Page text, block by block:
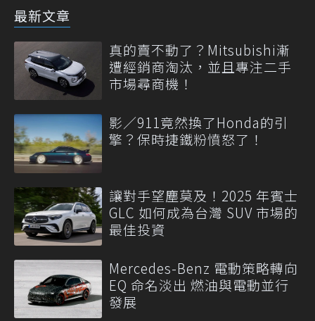
最新文章
真的賣不動了？Mitsubishi漸
遭經銷商淘汰，並且專注二手
市場尋商機！
影／911竟然換了Honda的引
擎？保時捷鐵粉憤怒了！
讓對手望塵莫及！2025 年賓士
GLC 如何成為台灣 SUV 市場的
最佳投資
Mercedes-Benz 電動策略轉向
EQ 命名淡出 燃油與電動並行
發展